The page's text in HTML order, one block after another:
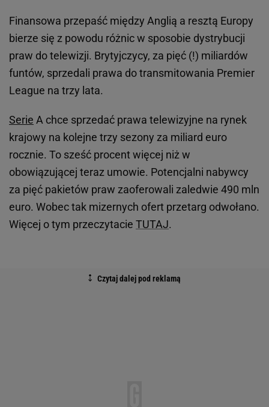
Finansowa przepaść między Anglią a resztą Europy
bierze się z powodu różnic w sposobie dystrybucji
praw do telewizji. Brytyjczycy, za pięć (!) miliardów
funtów, sprzedali prawa do transmitowania Premier
League na trzy lata.
Serie A chce sprzedać prawa telewizyjne na rynek
krajowy na kolejne trzy sezony za miliard euro
rocznie. To sześć procent więcej niż w
obowiązującej teraz umowie. Potencjalni nabywcy
za pięć pakietów praw zaoferowali zaledwie 490 mln
euro. Wobec tak mizernych ofert przetarg odwołano.
Więcej o tym przeczytacie TUTAJ.